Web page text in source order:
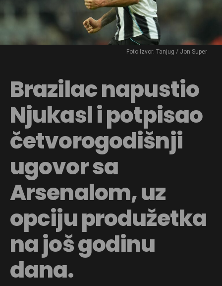
Foto Izvor: Tanjug / Jon Super
Brazilac napustio
Njukasl i potpisao
četvorogodišnji
ugovor sa
Arsenalom, uz
opciju produžetka
na još godinu
dana.